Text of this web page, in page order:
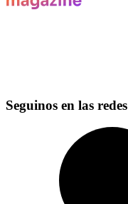
Seguinos en las redes